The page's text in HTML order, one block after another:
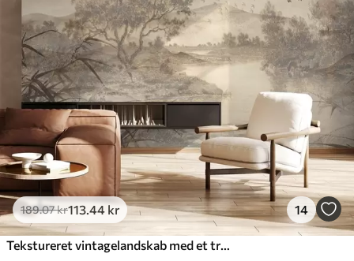
448.33269.00kr/m²
Premium vinyl
516.67310 .00kr/m²
Peel and Stick
666.67 .00 /m²
189.07kr113 .44 kr 14